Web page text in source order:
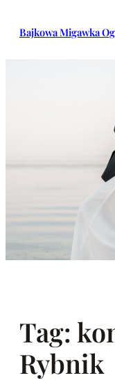
Bajkowa Migawka
Tag:
Rybnik